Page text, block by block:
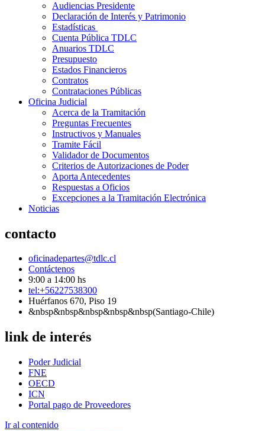
Audiencias Presidente
Declaración de Interés y Patrimonio
Estadísticas
Cuenta Pública TDLC
Anuarios TDLC
Presupuesto
Estados Financieros
Contratos
Contrataciones Públicas
Oficina Judicial
Acerca de la Tramitación
Preguntas Frecuentes
Instructivos y Manuales
Tramite Fácil
Validador de Documentos
Criterios de Autorizaciones de Poder
Aporta Antecedentes
Respuestas a Oficios
Excepciones a la Tramitación Electrónica
Noticias
contacto
oficinadepartes@tdlc.cl
Contáctenos
9:00 a 14:00 hs
tel:+56227538300
Huérfanos 670, Piso 19
&nbsp&nbsp&nbsp&nbsp&nbsp(Santiago-Chile)
link de interés
Poder Judicial
FNE
OECD
ICN
Portal pago de Proveedores
Ir al contenido